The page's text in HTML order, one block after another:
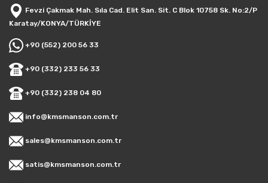
Fevzi Çakmak Mah. Sıla Cad. Elit San. Sit. C Blok 10758 Sk. No:2/P
Karatay/KONYA/TÜRKİYE
+90 (552) 200 56 33
+90 (332) 233 56 33
+90 (332) 238 04 80
info@kmsmanson.com.tr
sales@kmsmanson.com.tr
satis@kmsmanson.com.tr